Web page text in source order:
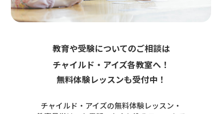
教育や受験についてのご相談は
チャイルド・アイズ各教室へ！
無料体験レッスンも受付中！
チャイルド・アイズの無料体験レッスン・